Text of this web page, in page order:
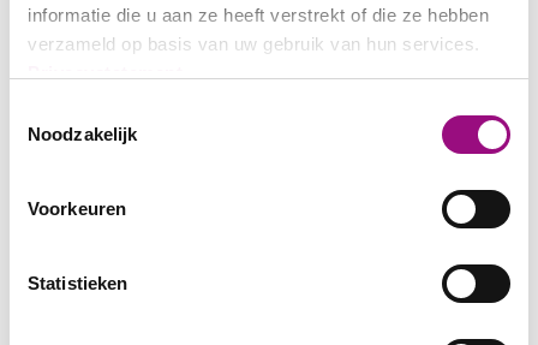
informatie die u aan ze heeft verstrekt of die ze hebben
verzameld op basis van uw gebruik van hun services.
Noodzakelijk
Voorkeuren
Statistieken